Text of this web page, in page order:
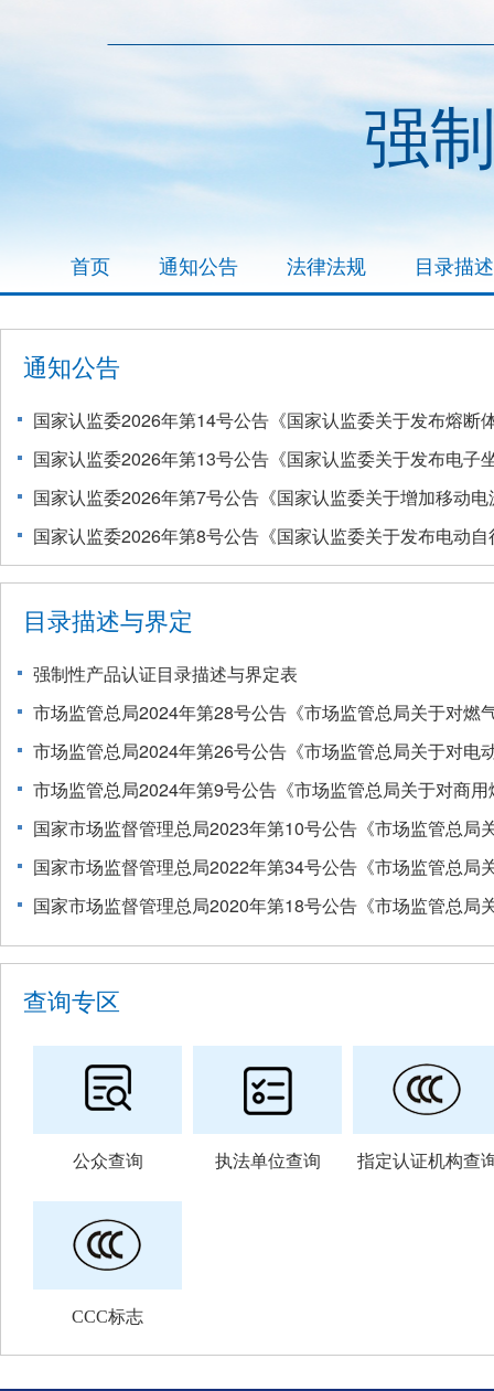
强
首页 通知公告 法律法规 目录描
通知公告
目录描述与界定
强制性产品认证目录描述与界定表
查询专区
公众查询 执法单位查询 指定认证机构查
CCC标志